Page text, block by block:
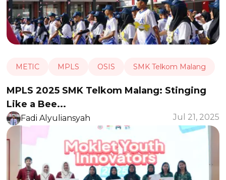
METIC MPLS OSIS SMK Telkom Malang
MPLS 2025 SMK Telkom Malang: Stinging
Like a Bee...
Fadi Alyuliansyah Jul 21, 2025